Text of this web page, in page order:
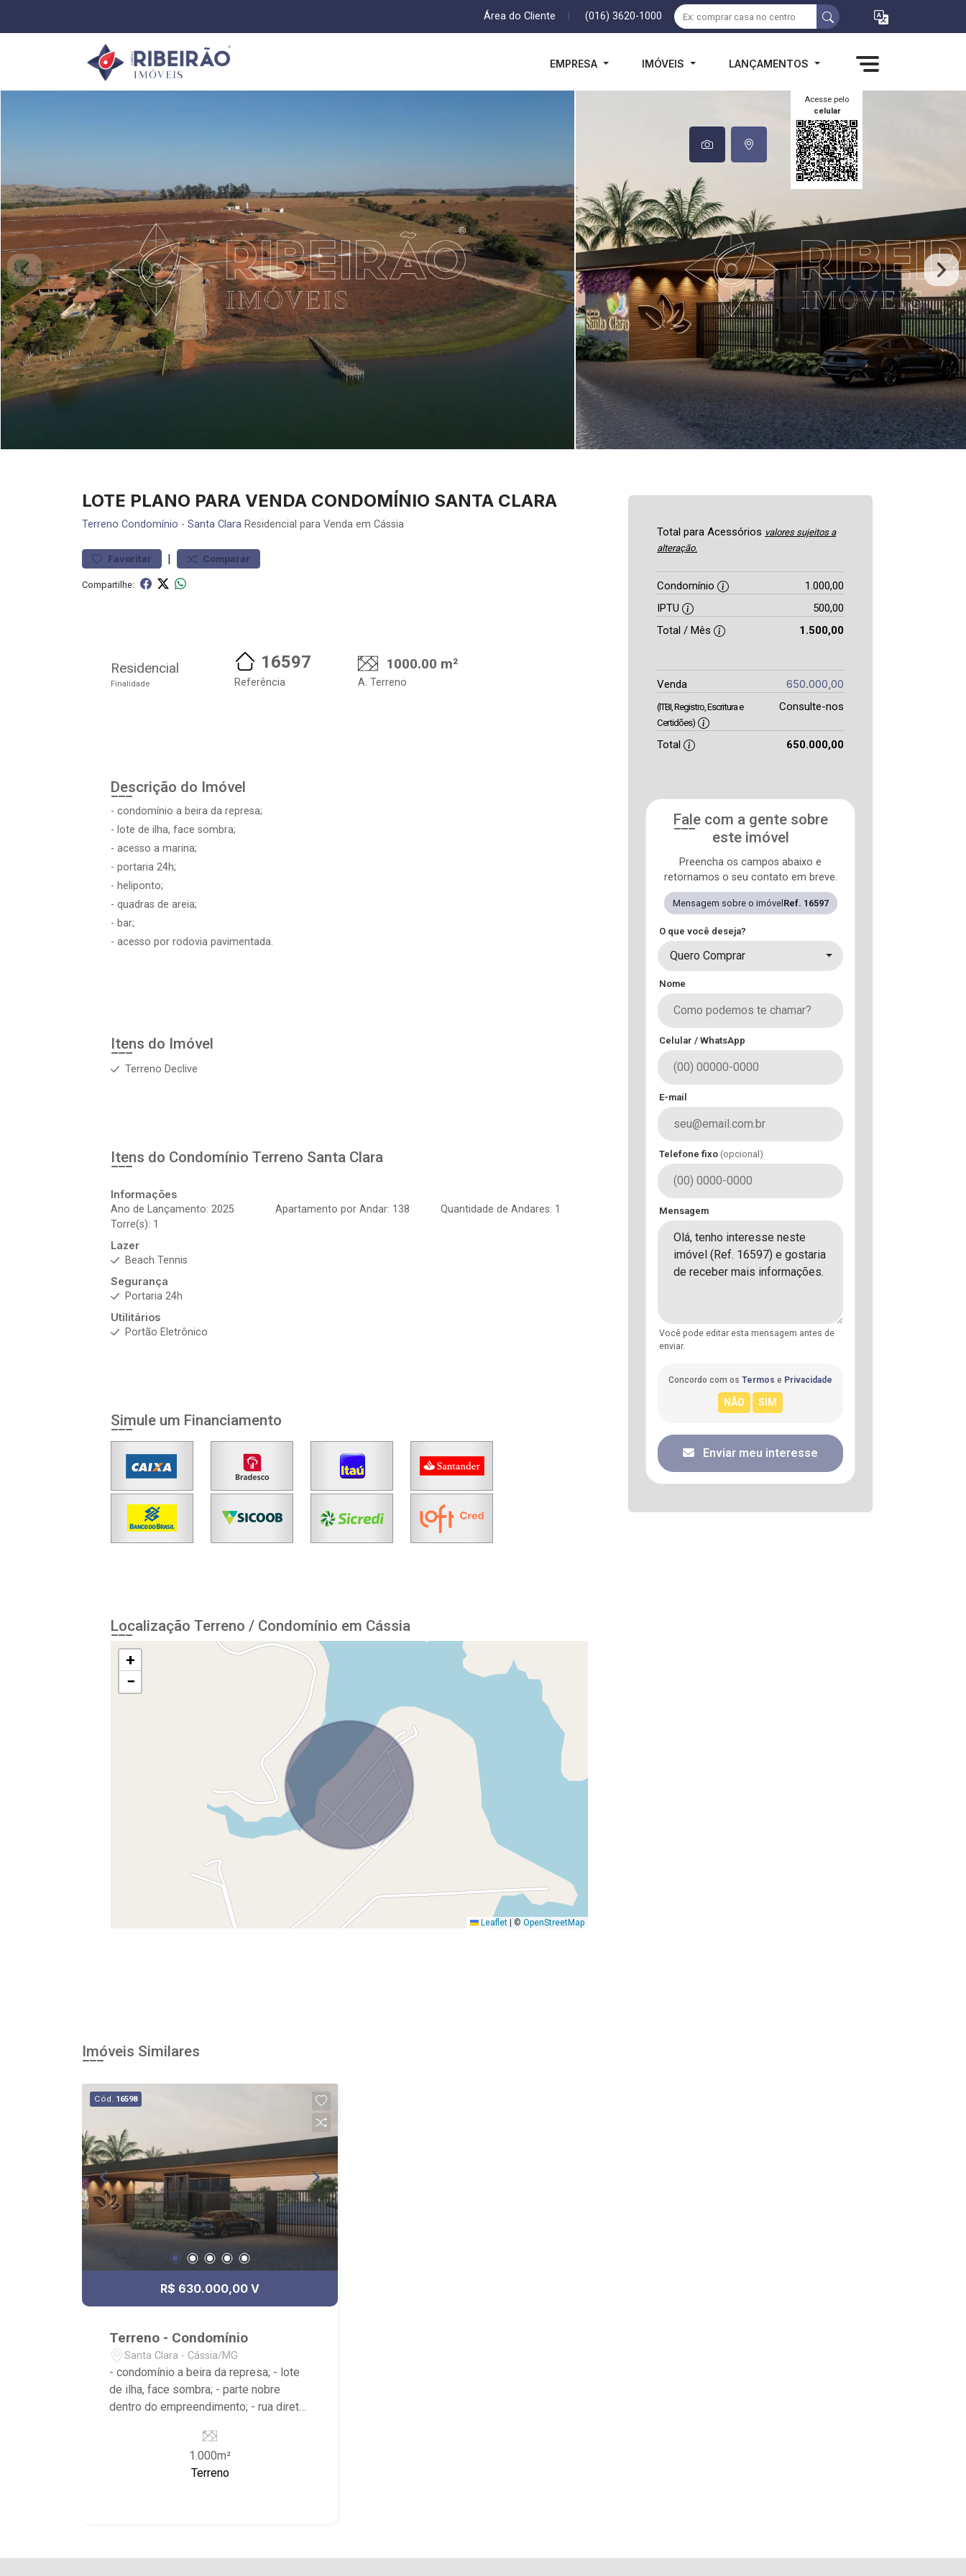
Área do Cliente (016) 3620-1000
EMPRESA IMÓVEIS LANÇAMENTOS
Acesse pelo
celular
LOTE PLANO PARA VENDA CONDOMÍNIO SANTA CLARA
Terreno Condomínio - Santa Clara Residencial para Venda em Cássia
Favoritar | Comparar
Compartilhe:
Residencial
Finalidade
16597
Referência
1000.00 m²
A. Terreno
Descrição do Imóvel
- condomínio a beira da represa;
- lote de ilha, face sombra;
- acesso a marina;
- portaria 24h;
- heliponto;
- quadras de areia;
- bar;
- acesso por rodovia pavimentada.
Itens do Imóvel
Terreno Declive
Itens do Condomínio Terreno Santa Clara
Informações
Ano de Lançamento: 2025
Apartamento por Andar: 138
Quantidade de Andares: 1
Torre(s): 1
Lazer
Beach Tennis
Segurança
Portaria 24h
Utilitários
Portão Eletrônico
Simule um Financiamento
Localização Terreno / Condomínio em Cássia
+
−
Leaflet © OpenStreetMap
Total para Acessórios valores sujeitos a
alteração.
Condomínio
1.000,00
IPTU
500,00
Total / Mês
1.500,00
Venda 650.000,00
(ITBI, Registro, Escritura e
Certidões)
Consulte-nos
Total 650.000,00
Fale com a gente sobre
este imóvel
Preencha os campos abaixo e
retornamos o seu contato em breve.
Mensagem sobre o imóvel Ref. 16597
O que você deseja?
Quero Comprar
Nome
Celular / WhatsApp
E-mail
Telefone fixo (opcional)
Mensagem
Você pode editar esta mensagem antes de
enviar.
Concordo com os Termos e Privacidade
Enviar meu interesse
Imóveis Similares
Cód. 16598
R$ 630.000,00 V
Terreno - Condomínio
Santa Clara - Cássia/MG
- condomínio a beira da represa; - lote
de ilha, face sombra; - parte nobre
dentro do empreendimento; - rua direto
heliponto; - quadras de areia; - bar; -
acesso por rodovia pavimentada.
1.000m²
Terreno